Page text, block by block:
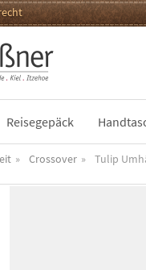
Reisegepäck
Crossover Tulip